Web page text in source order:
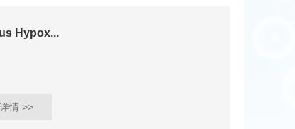
Hypox...
情 >>